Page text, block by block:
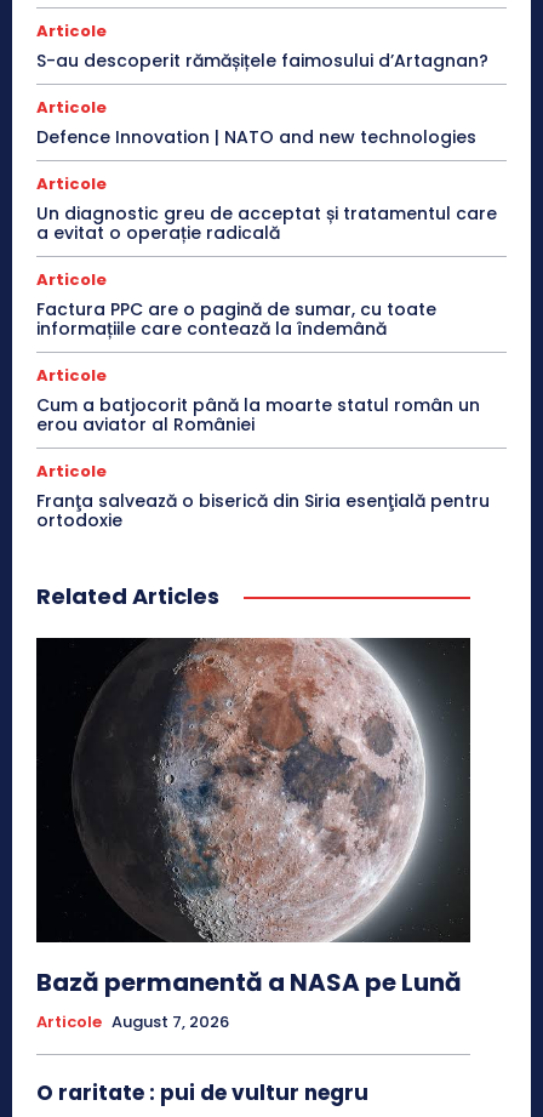
Articole
S-au descoperit rămășițele faimosului d’Artagnan?
Articole
Defence Innovation | NATO and new technologies
Articole
Un diagnostic greu de acceptat și tratamentul care
a evitat o operație radicală
Articole
Factura PPC are o pagină de sumar, cu toate
informațiile care contează la îndemână
Articole
Cum a batjocorit până la moarte statul român un
erou aviator al României
Articole
Franţa salvează o biserică din Siria esenţială pentru
ortodoxie
Related Articles
Bază permanentă a NASA pe Lună
Articole August 7, 2026
O raritate : pui de vultur negru